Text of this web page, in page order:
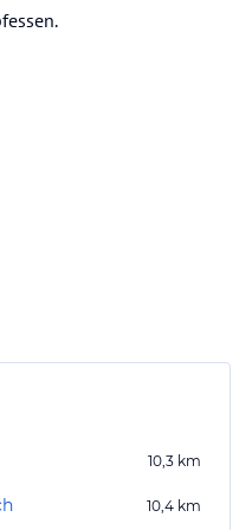
10,3 km
10,4 km